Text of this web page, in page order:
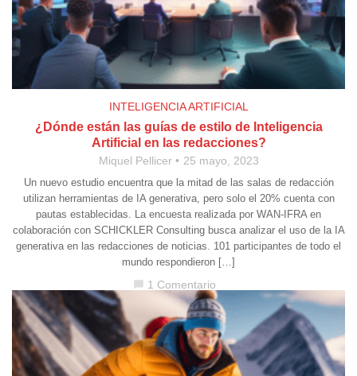
INTELIGENCIA ARTIFICIAL
¿Dónde están las guías de estilo de Inteligencia
Artificial en las redacciones?
Miquel Pellicer 25 mayo, 2023
Un nuevo estudio encuentra que la mitad de las salas de redacción
utilizan herramientas de IA generativa, pero solo el 20% cuenta con
pautas establecidas. La encuesta realizada por WAN-IFRA en
colaboración con SCHICKLER Consulting busca analizar el uso de la IA
generativa en las redacciones de noticias. 101 participantes de todo el
mundo respondieron […]
1 Comentario